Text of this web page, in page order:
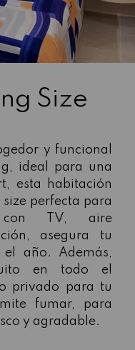
Size
y funcional
ideal para una
esta habitación
perfecta para
con TV, aire
asegura tu
año. Además,
en todo el
privado para tu
fumar, para
y agradable.